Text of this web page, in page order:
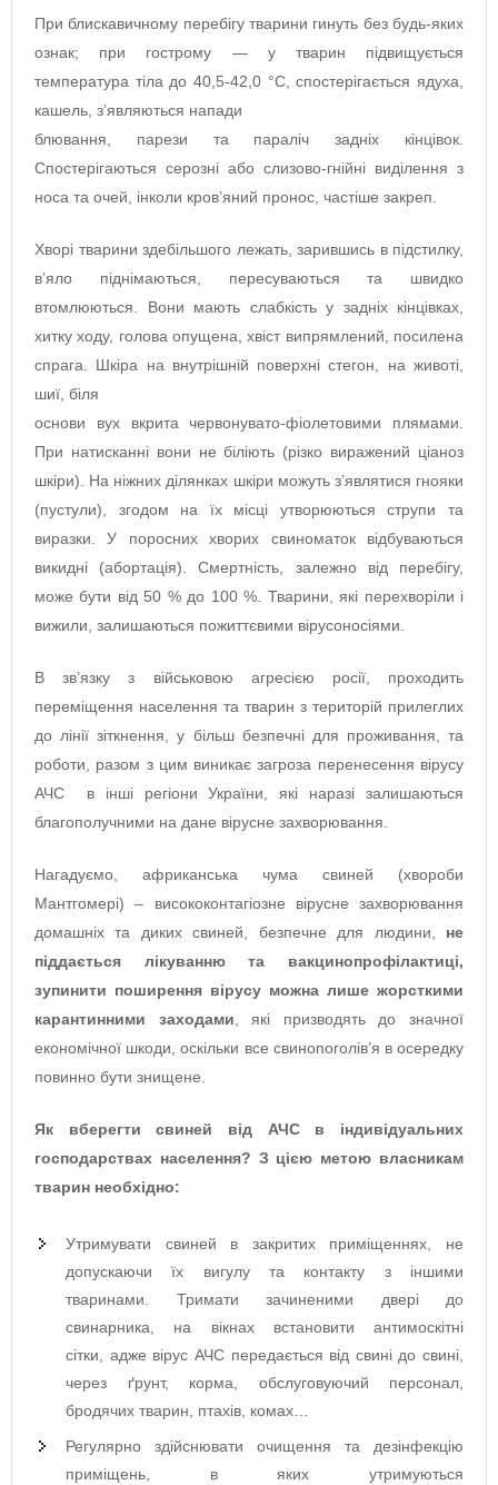
При блискавичному перебігу тварини гинуть без будь-яких
ознак; при гострому — у тварин підвищується
температура тіла до 40,5-42,0 °C, спостерігається ядуха,
кашель, з’являються напади
блювання, парези та параліч задніх кінцівок.
Спостерігаються серозні або слизово-гнійні виділення з
носа та очей, інколи кров’яний пронос, частіше закреп.
Хворі тварини здебільшого лежать, зарившись в підстилку,
в’яло піднімаються, пересуваються та швидко
втомлюються. Вони мають слабкість у задніх кінцівках,
хитку ходу, голова опущена, хвіст випрямлений, посилена
спрага. Шкіра на внутрішній поверхні стегон, на животі,
шиї, біля
основи вух вкрита червонувато-фіолетовими плямами.
При натисканні вони не біліють (різко виражений ціаноз
шкіри). На ніжних ділянках шкіри можуть з’являтися гнояки
(пустули), згодом на їх місці утворюються струпи та
виразки. У поросних хворих свиноматок відбуваються
викидні (абортація). Смертність, залежно від перебігу,
може бути від 50 % до 100 %. Тварини, які перехворіли і
вижили, залишаються пожиттєвими вірусоносіями.
В зв’язку з військовою агресією росії, проходить
переміщення населення та тварин з територій прилеглих
до лінії зіткнення, у більш безпечні для проживання, та
роботи, разом з цим виникає загроза перенесення вірусу
АЧС в інші регіони України, які наразі залишаються
благополучними на дане вірусне захворювання.
Нагадуємо, африканська чума свиней (хвороби
Мантгомері) – висококонтагіозне вірусне захворювання
домашніх та диких свиней, безпечне для людини, не
піддається лікуванню та вакцинопрофілактиці,
зупинити поширення вірусу можна лише жорсткими
карантинними заходами, які призводять до значної
економічної шкоди, оскільки все свинопоголів’я в осередку
повинно бути знищене.
Як вберегти свиней від АЧС в індивідуальних
господарствах населення? З цією метою власникам
тварин необхідно:
Утримувати свиней в закритих приміщеннях, не
допускаючи їх вигулу та контакту з іншими
тваринами. Тримати зачиненими двері до
свинарника, на вікнах встановити антимоскітні
сітки, адже вірус АЧС передається від свині до свині,
через ґрунт, корма, обслуговуючий персонал,
бродячих тварин, птахів, комах…
Регулярно здійснювати очищення та дезінфекцію
приміщень, в яких утримуються